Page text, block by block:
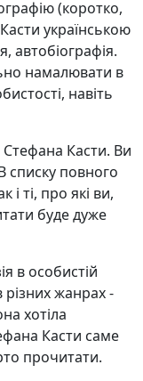
(коротко,
українською
автобіографія.
намалювати в
навіть
Стефана Касти. Ви
списку повного
і ті, про які ви,
буде дуже
в особистій
різних жанрах -
хотіла
Касти саме
прочитати.